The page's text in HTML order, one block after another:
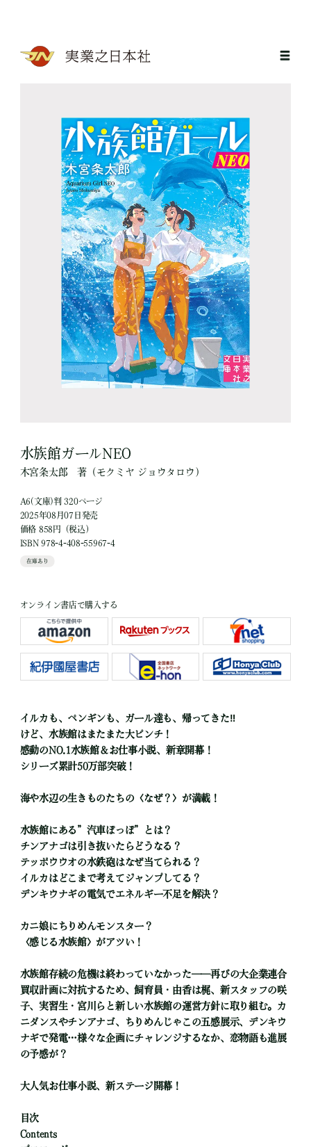
水族館ガールNEO
木宮条太郎 著 （モクミヤ ジョウタロウ）
A6(文庫)判 320ページ
2025年08月07日発売
価格 858円（税込）
ISBN 978-4-408-55967-4
在庫あり
オンライン書店で購入する
イルカも、ペンギンも、ガール達も、帰ってきた‼
けど、水族館はまたまた大ピンチ！
感動のNO.1水族館＆お仕事小説、新章開幕！
シリーズ累計50万部突破！
海や水辺の生きものたちの〈なぜ？〉が満載！
水族館にある”汽車ぽっぽ”とは？
チンアナゴは引き抜いたらどうなる？
テッポウウオの水鉄砲はなぜ当てられる？
イルカはどこまで考えてジャンプしてる？
デンキウナギの電気でエネルギー不足を解決？
カニ娘にちりめんモンスター？
〈感じる水族館〉がアツい！
水族館存続の危機は終わっていなかった――再びの大企業連合
買収計画に対抗するため、飼育員・由香は梶、新スタッフの咲
子、実習生・宮川らと新しい水族館の運営方針に取り組む。カ
ニダンスやチンアナゴ、ちりめんじゃこの五感展示、デンキウ
ナギで発電…様々な企画にチャレンジするなか、恋物語も進展
の予感が？
大人気お仕事小説、新ステージ開幕！
目次
Contents